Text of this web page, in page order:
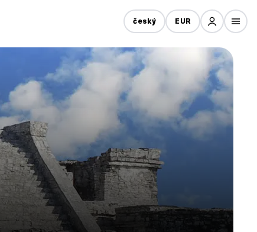
český EUR